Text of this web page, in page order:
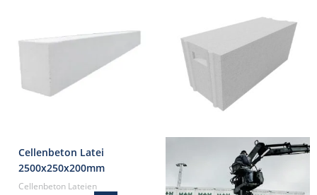
Cellenbeton Latei
2500x250x200mm
Cellenbeton Lateien